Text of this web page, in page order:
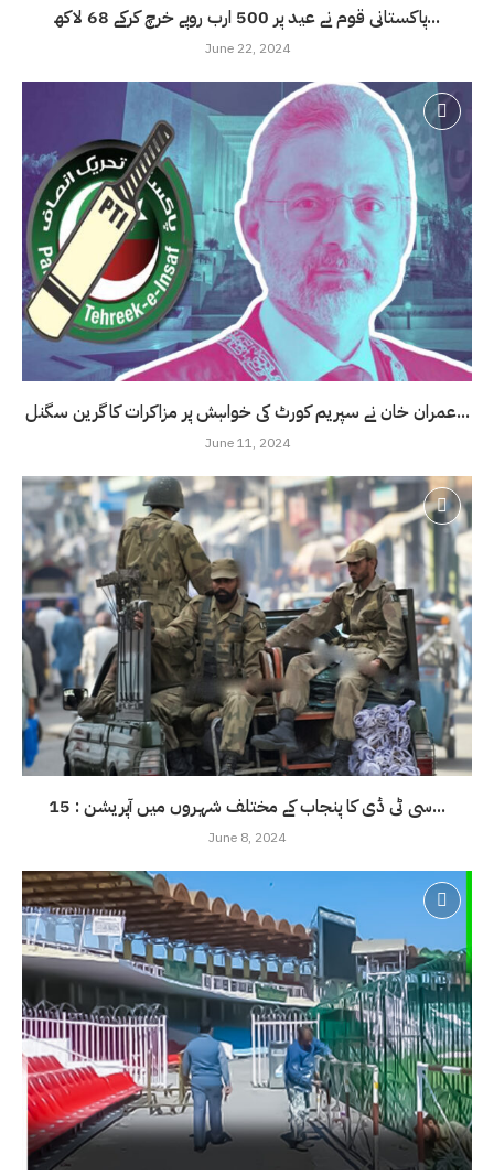
پاکستانی قوم نے عید پر 500 ارب روپے خرچ کرکے 68 لاکھ...
June 22, 2024
عمران خان نے سپریم کورٹ کی خواہش پر مزاکرات کا گرین سگنل...
June 11, 2024
سی ٹی ڈی کا پنجاب کے مختلف شہروں میں آپریشن : 15...
June 8, 2024